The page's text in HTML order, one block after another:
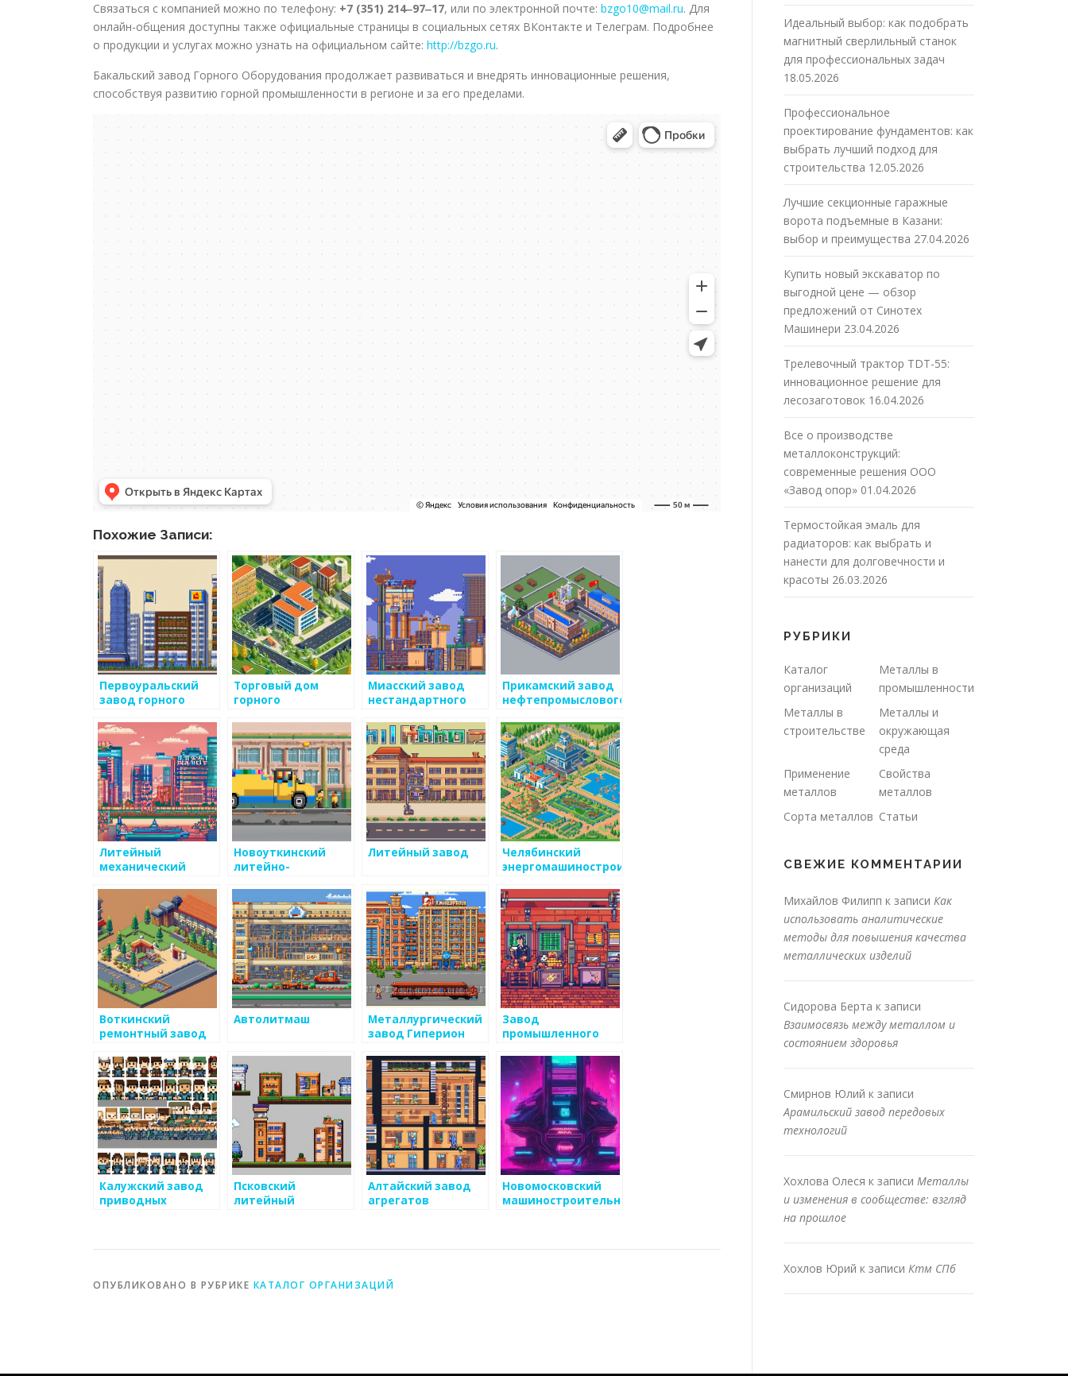
Связаться с компанией можно по телефону: +7 (351) 214‒97‒17, или по электронной почте: bzgo10@mail.ru. Для
онлайн-общения доступны также официальные страницы в социальных сетях ВКонтакте и Телеграм. Подробнее
о продукции и услугах можно узнать на официальном сайте: http://bzgo.ru.
Бакальский завод Горного Оборудования продолжает развиваться и внедрять инновационные решения,
способствуя развитию горной промышленности в регионе и за его пределами.
Похожие Записи:
Первоуральский
завод горного
Торговый дом
горного
Миасский завод
нестандартного
Прикамский завод
нефтепромыслового
Литейный
механический
Новоуткинский
литейно-
Литейный завод
Челябинский
энергомашиностроительный
Воткинский
ремонтный завод
Автолитмаш
Металлургический
завод Гиперион
Завод
промышленного
Калужский завод
приводных
Псковский
литейный
Алтайский завод
агрегатов
Новомосковский
машиностроительный
ОПУБЛИКОВАНО В РУБРИКЕ КАТАЛОГ ОРГАНИЗАЦИЙ
Идеальный выбор: как подобрать
магнитный сверлильный станок
для профессиональных задач
18.05.2026
Профессиональное
проектирование фундаментов: как
выбрать лучший подход для
строительства 12.05.2026
Лучшие секционные гаражные
ворота подъемные в Казани:
выбор и преимущества 27.04.2026
Купить новый экскаватор по
выгодной цене — обзор
предложений от Синотех
Машинери 23.04.2026
Трелевочный трактор TDT-55:
инновационное решение для
лесозаготовок 16.04.2026
Все о производстве
металлоконструкций:
современные решения ООО
«Завод опор» 01.04.2026
Термостойкая эмаль для
радиаторов: как выбрать и
нанести для долговечности и
красоты 26.03.2026
РУБРИКИ
Каталог
организаций
Металлы в
промышленности
Металлы в
строительстве
Металлы и
окружающая
среда
Применение
металлов
Свойства
металлов
Сорта металлов Статьи
СВЕЖИЕ КОММЕНТАРИИ
Михайлов Филипп к записи Как
использовать аналитические
методы для повышения качества
металлических изделий
Сидорова Берта к записи
Взаимосвязь между металлом и
состоянием здоровья
Смирнов Юлий к записи
Арамильский завод передовых
технологий
Хохлова Олеся к записи Металлы
и изменения в сообществе: взгляд
на прошлое
Хохлов Юрий к записи Ктм СПб